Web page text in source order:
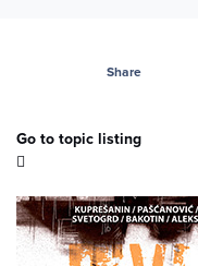
Share
Go to topic listing